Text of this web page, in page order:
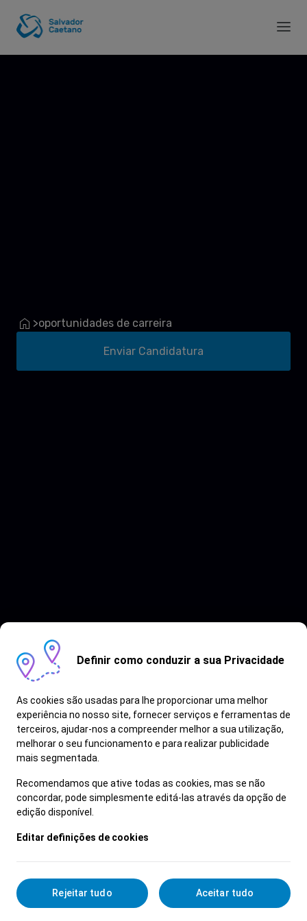
>oportunidades de carreira
Enviar Candidatura
Vagas semelhantes
Definir como conduzir a sua Privacidade
As cookies são usadas para lhe proporcionar uma melhor
experiência no nosso site, fornecer serviços e ferramentas de
terceiros, ajudar-nos a compreender melhor a sua utilização,
melhorar o seu funcionamento e para realizar publicidade
mais segmentada.
Recomendamos que ative todas as cookies, mas se não
concordar, pode simplesmente editá-las através da opção de
edição disponível.
Editar definições de cookies
Rejeitar tudo Aceitar tudo